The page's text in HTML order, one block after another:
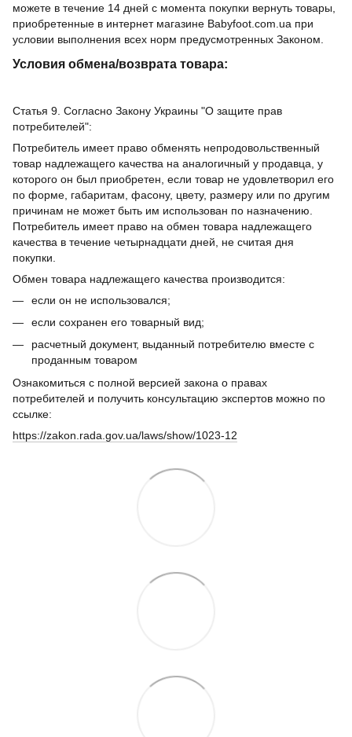
можете в течение 14 дней с момента покупки вернуть товары,
приобретенные в интернет магазине Babyfoot.com.ua при
условии выполнения всех норм предусмотренных Законом.
Условия обмена/возврата товара:
Статья 9. Согласно Закону Украины "О защите прав
потребителей":
Потребитель имеет право обменять непродовольственный
товар надлежащего качества на аналогичный у продавца, у
которого он был приобретен, если товар не удовлетворил его
по форме, габаритам, фасону, цвету, размеру или по другим
причинам не может быть им использован по назначению.
Потребитель имеет право на обмен товара надлежащего
качества в течение четырнадцати дней, не считая дня
покупки.
Обмен товара надлежащего качества производится:
если он не использовался;
если сохранен его товарный вид;
расчетный документ, выданный потребителю вместе с
проданным товаром
Ознакомиться с полной версией закона о правах
потребителей и получить консультацию экспертов можно по
ссылке:
https://zakon.rada.gov.ua/laws/show/1023-12